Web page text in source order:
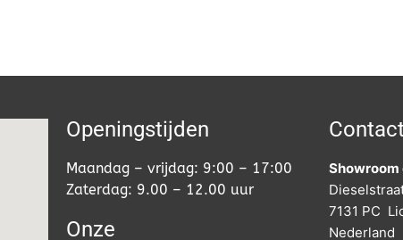
Openingstijden
Maandag – vrijdag: 9:00 – 17:00
Zaterdag: 9.00 – 12.00 uur
Onze
7131 PC
Nederland